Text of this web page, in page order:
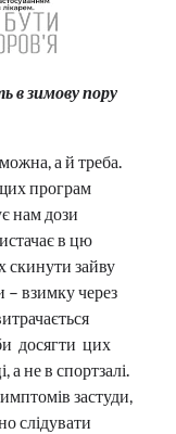
в зимову пору
а й треба.
програм
нам дози
в цю
скинути зайву
– взимку через
досягти цих
а не в спортзалі.
застуди,
слідувати